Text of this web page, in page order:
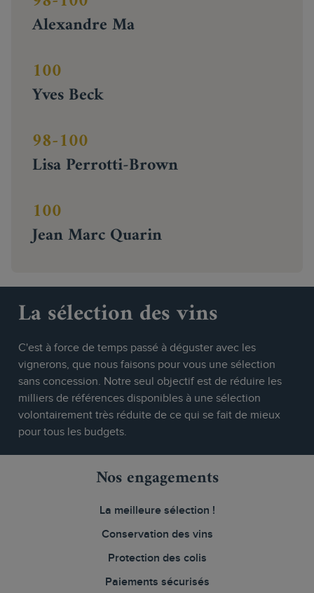
Alexandre Ma
100
Yves Beck
98-100
Lisa Perrotti-Brown
100
Jean Marc Quarin
La sélection des vins
C'est à force de temps passé à déguster avec les
vignerons, que nous faisons pour vous une sélection
sans concession. Notre seul objectif est de réduire les
milliers de références disponibles à une sélection
volontairement très réduite de ce qui se fait de mieux
pour tous les budgets.
Nos engagements
La meilleure sélection !
Conservation des vins
Protection des colis
Paiements sécurisés